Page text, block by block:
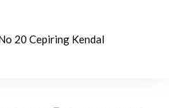
20 Cepiring Kendal